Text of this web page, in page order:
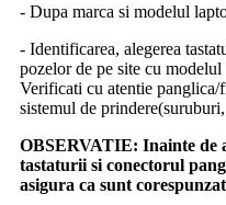
- Dupa marca si modelul
- Identificarea, alegerea
pozelor de pe site cu modelul
Verificati cu atentie panglica/
sistemul de
OBSERVATIE: Inainte de
tastaturii si conectorul
asigura ca sunt